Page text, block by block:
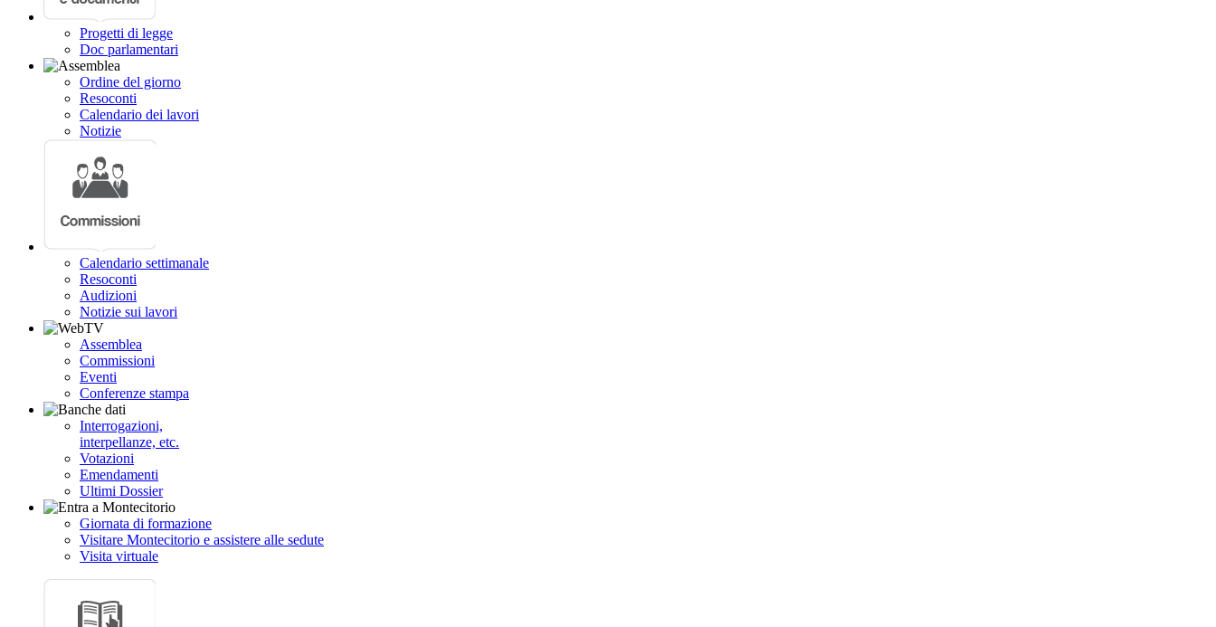
Progetti di legge
Doc parlamentari
Ordine del giorno
Resoconti
Calendario dei lavori
Notizie
Calendario settimanale
Resoconti
Audizioni
Notizie sui lavori
Assemblea
Commissioni
Eventi
Conferenze stampa
Interrogazioni,
interpellanze, etc.
Votazioni
Emendamenti
Ultimi Dossier
Giornata di formazione
Visitare Montecitorio e assistere alle sedute
Visita virtuale